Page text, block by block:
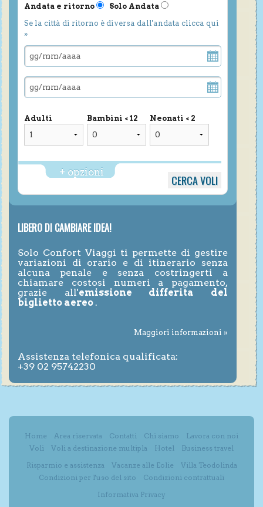
Andata e ritorno
Solo Andata
Se la città di ritorno è diversa dall'andata clicca qui
»
Adulti Bambini < 12 Neonati < 2
+ opzioni
LIBERO DI CAMBIARE IDEA!
Solo Confort Viaggi ti permette di gestire
variazioni di orario e di itinerario senza
alcuna penale e senza costringerti a
chiamare costosi numeri a pagamento,
grazie all'emissione differita del
biglietto aereo .
Maggiori informazioni »
Assistenza telefonica qualificata:
+39 02 95742230
Home Area riservata Contatti Chi siamo
Lavora con noi
Voli
Voli a destinazione multipla Hotel
Business travel
Risparmio e assistenza
Vacanze alle Eolie
Villa Teodolinda
Condizioni per l'uso del sito
Condizioni contrattuali
Informativa Privacy